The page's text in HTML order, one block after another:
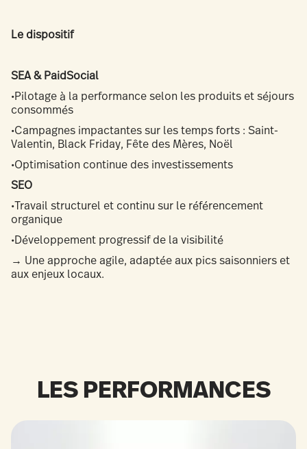
Le dispositif
SEA & PaidSocial
•Pilotage à la performance selon les produits et séjours
consommés
•Campagnes impactantes sur les temps forts : Saint-
Valentin, Black Friday, Fête des Mères, Noël
•Optimisation continue des investissements
SEO
•Travail structurel et continu sur le référencement
organique
•Développement progressif de la visibilité
→ Une approche agile, adaptée aux pics saisonniers et
aux enjeux locaux.
LES PERFORMANCES